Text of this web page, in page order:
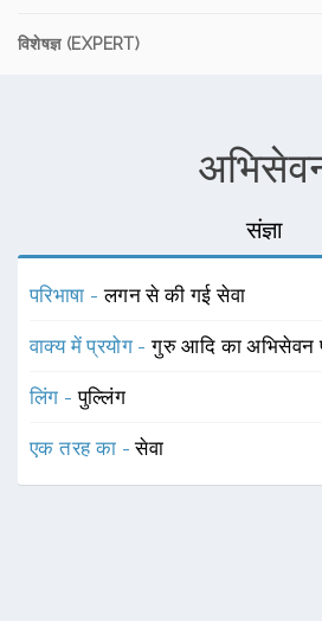
विशेषज्ञ (EXPERT)
संज्ञा
परिभाषा -लगन से की गई सेवा
वाक्य में प्रयोग -गुरु आदि का अभिसेवन
लिंग -पुल्लिंग
एक तरह का -सेवा